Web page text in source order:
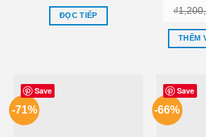
Chính Hãng – Thay Thế
Lấy Ngay
ĐỌC TIẾP ₫
THÊM
Save
-71%
Save
-66%